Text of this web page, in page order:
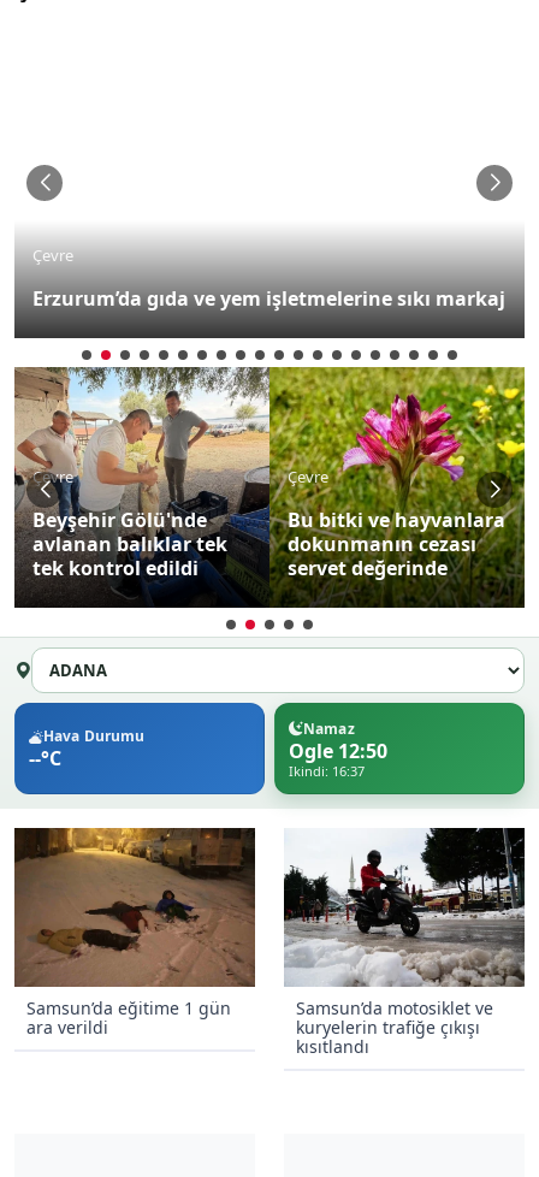
Çevre
Erzurum’da gıda ve yem işletmelerine sıkı markaj
Çevre
Beyşehir Gölü'nde
avlanan balıklar tek
tek kontrol edildi
Çevre
Bu bitki ve hayvanlara
dokunmanın cezası
servet değerinde
Hava Durumu
--°C
Namaz
Ogle 12:50
Ikindi: 16:37
Samsun’da eğitime 1 gün
ara verildi
Samsun’da motosiklet ve
kuryelerin trafiğe çıkışı
kısıtlandı